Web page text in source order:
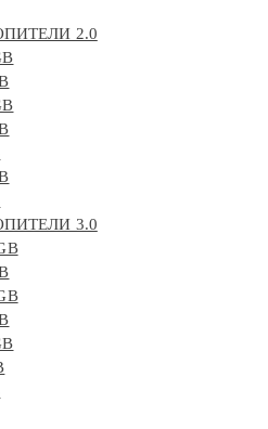
2.0
3.0